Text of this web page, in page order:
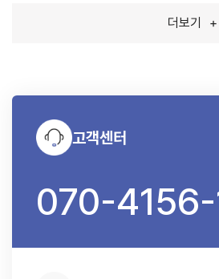
더보기 +
고객센터
070-